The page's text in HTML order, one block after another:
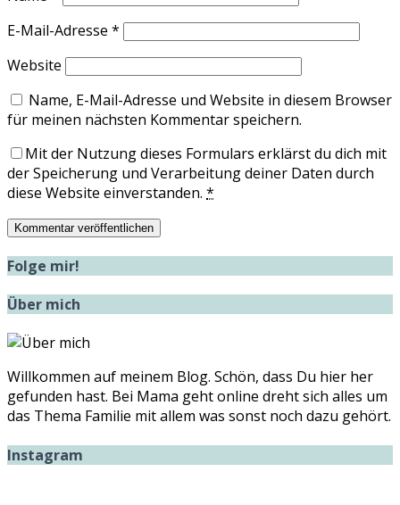
E-Mail-Adresse *
Website
Name, E-Mail-Adresse und Website in diesem Browser
für meinen nächsten Kommentar speichern.
Mit der Nutzung dieses Formulars erklärst du dich mit
der Speicherung und Verarbeitung deiner Daten durch
diese Website einverstanden. *
Folge mir!
Über mich
Willkommen auf meinem Blog. Schön, dass Du hier her
gefunden hast. Bei Mama geht online dreht sich alles um
das Thema Familie mit allem was sonst noch dazu gehört.
Instagram